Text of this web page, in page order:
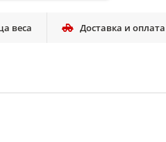
веса Доставка и оплата